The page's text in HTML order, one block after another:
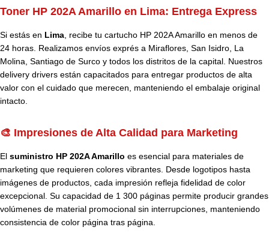
Toner HP 202A Amarillo en Lima: Entrega Express
Si estás en Lima , recibe tu cartucho HP 202A Amarillo en menos de
24 horas. Realizamos envíos exprés a Miraflores, San Isidro, La
Molina, Santiago de Surco y todos los distritos de la capital. Nuestros
delivery drivers están capacitados para entregar productos de alta
valor con el cuidado que merecen, manteniendo el embalaje original
intacto.
🎨 Impresiones de Alta Calidad para Marketing
El suministro HP 202A Amarillo es esencial para materiales de
marketing que requieren colores vibrantes. Desde logotipos hasta
imágenes de productos, cada impresión refleja fidelidad de color
excepcional. Su capacidad de 1 300 páginas permite producir grandes
volúmenes de material promocional sin interrupciones, manteniendo
consistencia de color página tras página.